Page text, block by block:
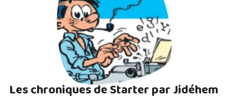
Les chroniques de Starter par Jidéhem